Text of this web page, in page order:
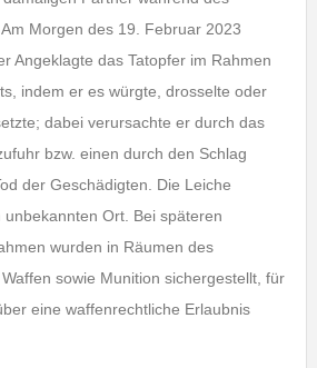
Morgen des 19. Februar 2023
Angeklagte das Tatopfer im Rahmen
indem er es würgte, drosselte oder
dabei verursachte er durch das
bzw. einen durch den Schlag
der Geschädigten. Die Leiche
Ort. Bei späteren
wurden in Räumen des
sowie Munition sichergestellt, für
eine waffenrechtliche Erlaubnis